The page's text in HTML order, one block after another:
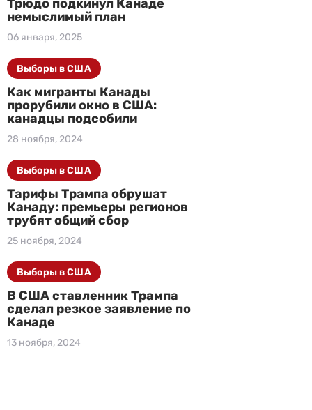
Трюдо подкинул Канаде
немыслимый план
06 января, 2025
Как мигранты Канады
прорубили окно в США:
канадцы подсобили
28 ноября, 2024
Выборы в США
Тарифы Трампа обрушат
Канаду: премьеры регионов
трубят общий сбор
25 ноября, 2024
Выборы в США
В США ставленник Трампа
сделал резкое заявление по
Канаде
13 ноября, 2024
Выборы в США